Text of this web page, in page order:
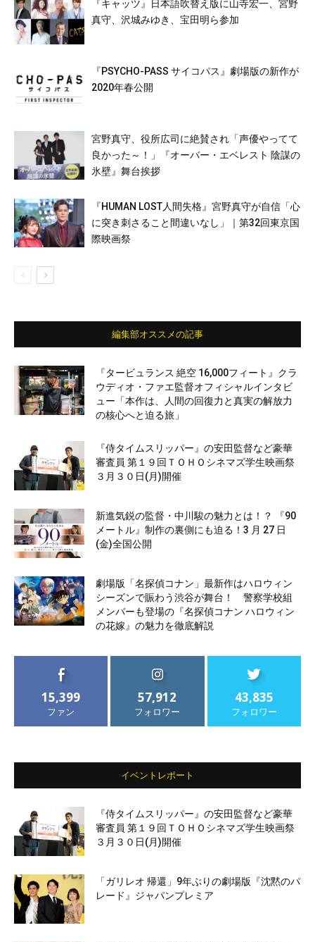
『キャッツ』日本語吹替え版に山寺宏一、宮野
真守、沢城みゆき、宝田明ら参加
『PSYCHO-PASS サイコパス』劇場版の新作が
2020年春公開
宮野真守、役所広司に絶賛され「声優やってて
良かった～！」『オーバー・エベレスト 陰謀の
氷壁』舞台挨拶
『HUMAN LOST人間失格』宮野真守が自信「心
に突き刺さること間違いなし」｜第32回東京国
際映画祭
編集部オススメの記事
『タービュランス 絶空 16,000フィート』クラ
ウディオ・ファエ監督オフィシャルインタビ
ュー「本作は、人間の回復力と真実の解放力
の核心へと迫る旅」
『侍タイムスリッパー』の安田監督など豪華
審査員 第１９回ＴＯＨＯシネマズ学生映画祭
３月３０日(月)開催
新進気鋭の監督・中川駿の魅力とは！？ 『90
メートル』制作の裏側にも迫る！3 月 27 日
(金)全国公開
劇場版「名探偵コナン」最新作はハロウィン
シーズンで賑わう渋谷が舞台！ 警察学校組
メンバーも登場の『名探偵コナン ハロウィン
の花嫁』の魅力を徹底解説
15,399
ファン
57,912
フォロワー
43,835
フォロワー
イベントレポート
『侍タイムスリッパー』の安田監督など豪華
審査員 第１９回ＴＯＨＯシネマズ学生映画祭
３月３０日(月)開催
「ガリレオ 帰還」9年ぶりの劇場版『沈黙のパ
レード』ジャパンプレミア